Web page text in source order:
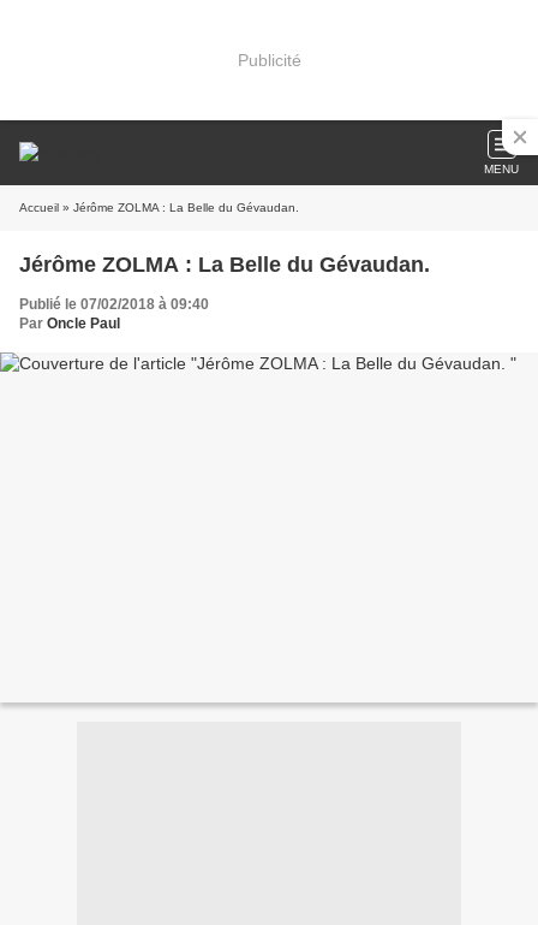
Publicité
MENU
Accueil » Jérôme ZOLMA : La Belle du Gévaudan.
Jérôme ZOLMA : La Belle du Gévaudan.
Publié le 07/02/2018 à 09:40
Par Oncle Paul